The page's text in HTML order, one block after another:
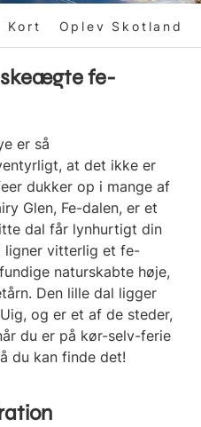
Kort Oplev Skotland
fe-
er så
at det ikke er
dukker op i mange af
Glen, Fe-dalen, er et
dal får lynhurtigt din
ligner vitterlig et fe-
naturskabte høje,
Den lille dal ligger
og er et af de steder,
du er på kør-selv-ferie
du kan finde det!